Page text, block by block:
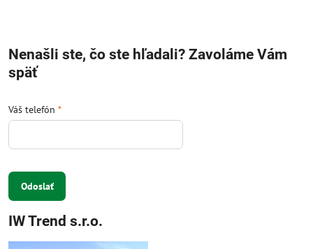
Nenašli ste, čo ste hľadali? Zavoláme Vám
späť
Váš telefón *
Odoslať
IW Trend s.r.o.